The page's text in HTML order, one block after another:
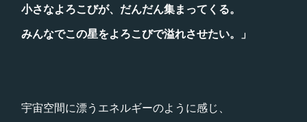
小さなよろこびが、だんだん集まってくる。
みんなでこの星をよろこびで溢れさせたい。」
宇宙空間に漂うエネルギーのように感じ、